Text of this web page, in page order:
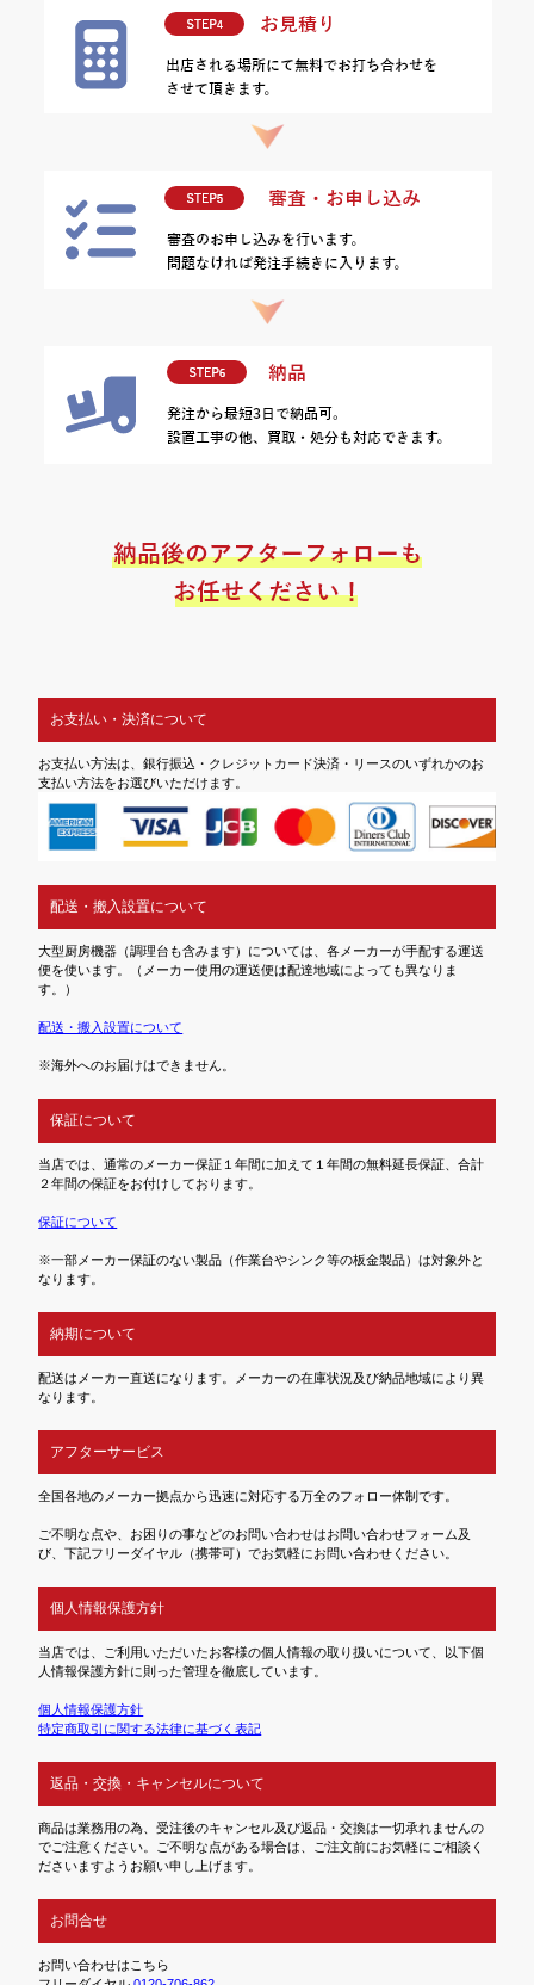
お支払い・決済について
お支払い方法は、銀行振込・クレジットカード決済・リースのいずれかのお
支払い方法をお選びいただけます。
配送・搬入設置について
大型厨房機器（調理台も含みます）については、各メーカーが手配する運送
便を使います。（メーカー使用の運送便は配達地域によっても異なりま
す。）
配送・搬入設置について
※海外へのお届けはできません。
保証について
当店では、通常のメーカー保証１年間に加えて１年間の無料延長保証、合計
２年間の保証をお付けしております。
保証について
※一部メーカー保証のない製品（作業台やシンク等の板金製品）は対象外と
なります。
納期について
配送はメーカー直送になります。メーカーの在庫状況及び納品地域により異
なります。
アフターサービス
全国各地のメーカー拠点から迅速に対応する万全のフォロー体制です。
ご不明な点や、お困りの事などのお問い合わせはお問い合わせフォーム及
び、下記フリーダイヤル（携帯可）でお気軽にお問い合わせください。
個人情報保護方針
当店では、ご利用いただいたお客様の個人情報の取り扱いについて、以下個
人情報保護方針に則った管理を徹底しています。
個人情報保護方針
特定商取引に関する法律に基づく表記
返品・交換・キャンセルについて
商品は業務用の為、受注後のキャンセル及び返品・交換は一切承れませんの
でご注意ください。ご不明な点がある場合は、ご注文前にお気軽にご相談く
ださいますようお願い申し上げます。
お問合せ
お問い合わせはこちら